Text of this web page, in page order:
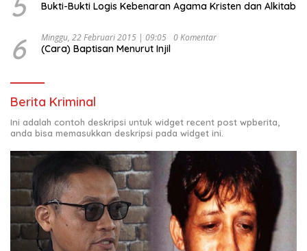
Bukti-Bukti Logis Kebenaran Agama Kristen dan Alkitab
6 Minggu, 22 Februari 2015 | 09:05 0 Komentar
(Cara) Baptisan Menurut Injil
Berita Kriminal
Ini adalah contoh deskripsi untuk widget recent post wpberita,
anda bisa memasukkan deskripsi pada widget ini.